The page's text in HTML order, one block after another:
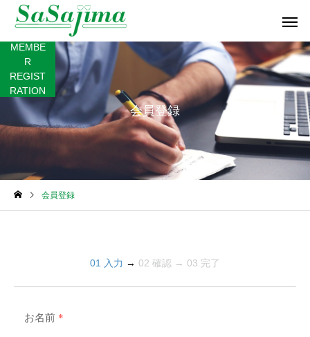
神奈川県 東京都
会員登録
MEMBE
R
REGIST
RATION
会員登録
01 入力 → 02 確認 → 03 完了
お名前 *